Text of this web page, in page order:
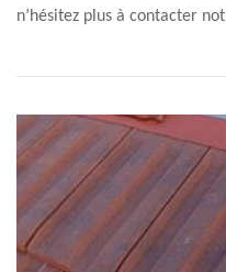
n’hésitez plus à contacter